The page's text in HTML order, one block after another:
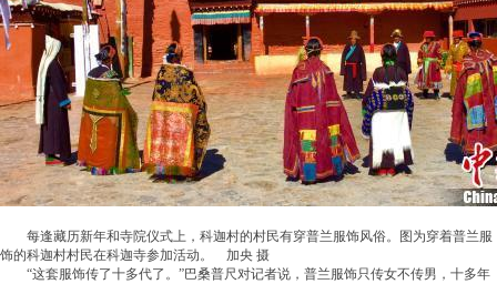
每逢藏历新年和寺院仪式上，科迦村的村民有穿普兰服饰风俗。图为穿着普兰服
饰的科迦村村民在科迦寺参加活动。 加央 摄
“这套服饰传了十多代了。”巴桑普尺对记者说，普兰服饰只传女不传男，十多年